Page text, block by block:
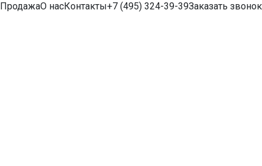
ПродажаО насКонтакты+7 (495) 324-39-39Заказать звонок